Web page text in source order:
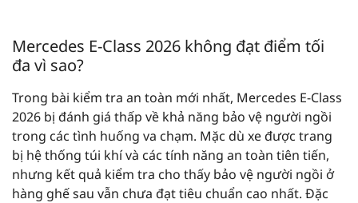
Mercedes E-Class 2026 không đạt điểm tối
đa vì sao?
Trong bài kiểm tra an toàn mới nhất, Mercedes E-Class
2026 bị đánh giá thấp về khả năng bảo vệ người ngồi
trong các tình huống va chạm. Mặc dù xe được trang
bị hệ thống túi khí và các tính năng an toàn tiên tiến,
nhưng kết quả kiểm tra cho thấy bảo vệ người ngồi ở
hàng ghế sau vẫn chưa đạt tiêu chuẩn cao nhất. Đặc